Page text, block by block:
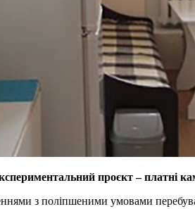
проєкт – платні
з поліпшеними умовами